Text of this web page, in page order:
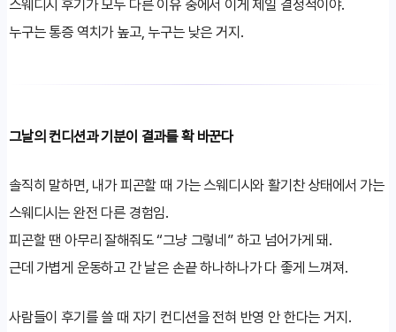
스웨디시 후기가 모두 다른 이유 중에서 이게 제일 결정적이야.
누구는 통증 역치가 높고, 누구는 낮은 거지.
그날의 컨디션과 기분이 결과를 확 바꾼다
솔직히 말하면, 내가 피곤할 때 가는 스웨디시와 활기찬 상태에서 가는
스웨디시는 완전 다른 경험임.
피곤할 땐 아무리 잘해줘도 “그냥 그렇네” 하고 넘어가게 돼.
근데 가볍게 운동하고 간 날은 손끝 하나하나가 다 좋게 느껴져.
사람들이 후기를 쓸 때 자기 컨디션을 전혀 반영 안 한다는 거지.